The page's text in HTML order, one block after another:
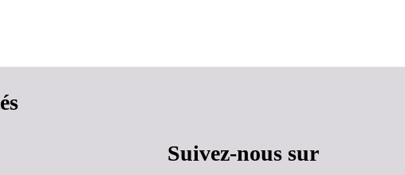
Suivez-nous sur